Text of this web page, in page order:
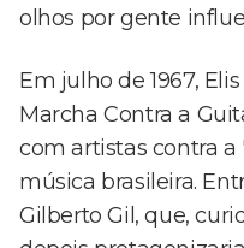
olhos por gente
Em julho de 1967,
Marcha Contra a
com artistas contra
música brasileira.
Gilberto Gil, que,